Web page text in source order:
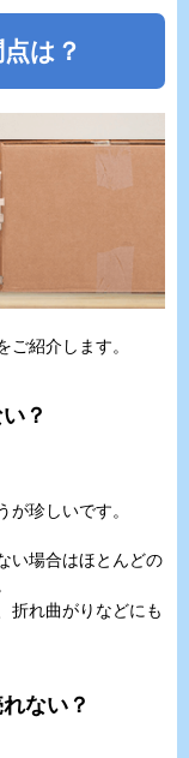
は？
紹介します。
？
珍しいです。
い場合はほとんどの
折れ曲がりなどにも
ない？